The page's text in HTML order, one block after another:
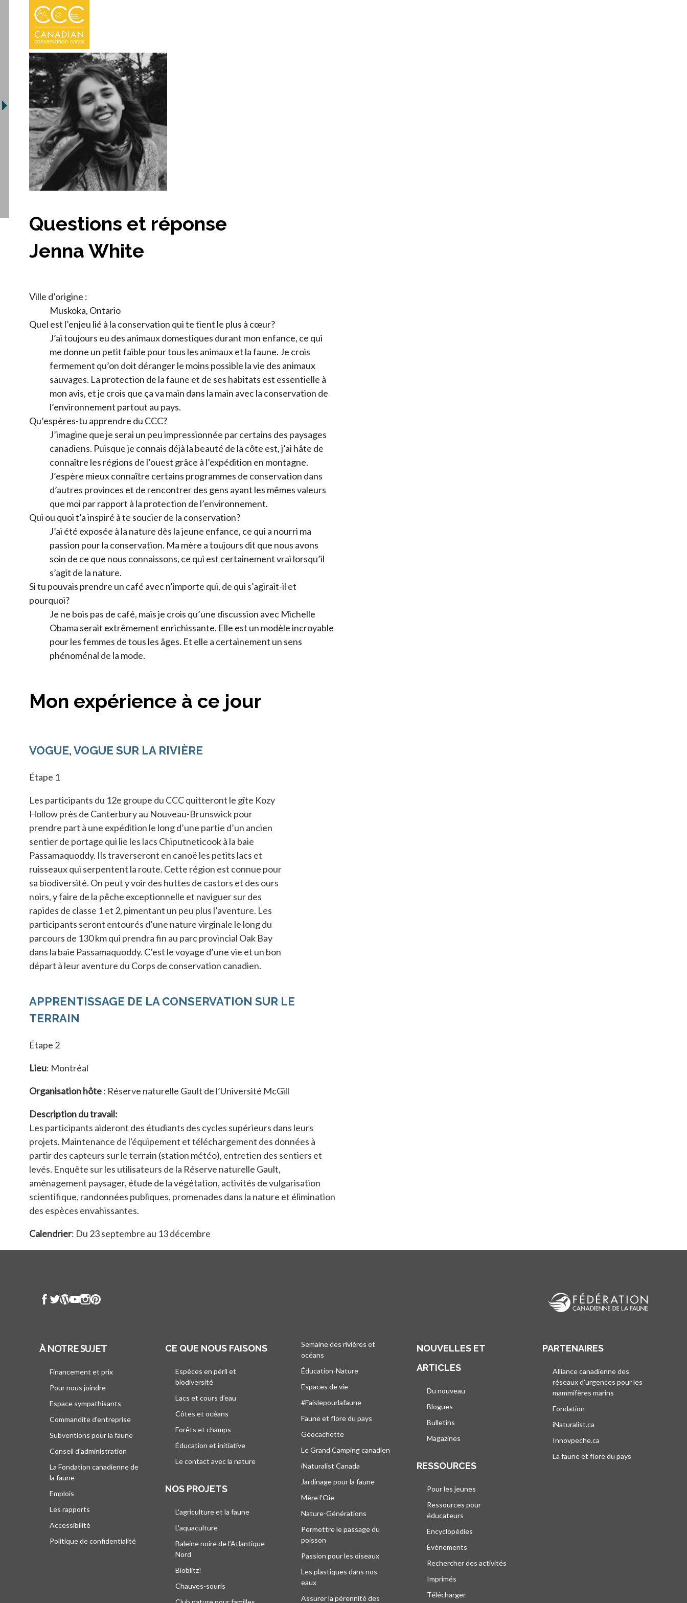
Questions et réponse
Jenna White
Ville d’origine :
Muskoka, Ontario
Quel est l’enjeu lié à la conservation qui te tient le plus à cœur?
J’ai toujours eu des animaux domestiques durant mon enfance, ce qui
me donne un petit faible pour tous les animaux et la faune. Je crois
fermement qu’on doit déranger le moins possible la vie des animaux
sauvages. La protection de la faune et de ses habitats est essentielle à
mon avis, et je crois que ça va main dans la main avec la conservation de
l’environnement partout au pays.
Qu’espères-tu apprendre du CCC?
J’imagine que je serai un peu impressionnée par certains des paysages
canadiens. Puisque je connais déjà la beauté de la côte est, j’ai hâte de
connaître les régions de l’ouest grâce à l’expédition en montagne.
J’espère mieux connaître certains programmes de conservation dans
d’autres provinces et de rencontrer des gens ayant les mêmes valeurs
que moi par rapport à la protection de l’environnement.
Qui ou quoi t’a inspiré à te soucier de la conservation?
J’ai été exposée à la nature dès la jeune enfance, ce qui a nourri ma
passion pour la conservation. Ma mère a toujours dit que nous avons
soin de ce que nous connaissons, ce qui est certainement vrai lorsqu’il
s’agit de la nature.
Si tu pouvais prendre un café avec n’importe qui, de qui s’agirait-il et
pourquoi?
Je ne bois pas de café, mais je crois qu’une discussion avec Michelle
Obama serait extrêmement enrichissante. Elle est un modèle incroyable
pour les femmes de tous les âges. Et elle a certainement un sens
phénoménal de la mode.
Mon expérience à ce jour
VOGUE, VOGUE SUR LA RIVIÈRE
Étape 1
Les participants du 12e groupe du CCC quitteront le gîte Kozy
Hollow près de Canterbury au Nouveau-Brunswick pour
prendre part à une expédition le long d’une partie d’un ancien
sentier de portage qui lie les lacs Chiputneticook à la baie
Passamaquoddy. Ils traverseront en canoë les petits lacs et
ruisseaux qui serpentent la route. Cette région est connue pour
sa biodiversité. On peut y voir des huttes de castors et des ours
noirs, y faire de la pêche exceptionnelle et naviguer sur des
rapides de classe 1 et 2, pimentant un peu plus l’aventure. Les
participants seront entourés d’une nature virginale le long du
parcours de 130 km qui prendra fin au parc provincial Oak Bay
dans la baie Passamaquoddy. C’est le voyage d’une vie et un bon
départ à leur aventure du Corps de conservation canadien.
APPRENTISSAGE DE LA CONSERVATION SUR LE
TERRAIN
Étape 2
Lieu: Montréal
Organisation hôte: Réserve naturelle Gault de l’Université McGill
Description du travail:
Les participants aideront des étudiants des cycles supérieurs dans leurs
projets. Maintenance de l'équipement et téléchargement des données à
partir des capteurs sur le terrain (station météo), entretien des sentiers et
levés. Enquête sur les utilisateurs de la Réserve naturelle Gault,
aménagement paysager, étude de la végétation, activités de vulgarisation
scientifique, randonnées publiques, promenades dans la nature et élimination
des espèces envahissantes.
Calendrier: Du 23 septembre au 13 décembre
À NOTRE SUJET
Financement et prix
Pour nous joindre
Espace sympathisants
Commandite d'entreprise
Subventions pour la faune
Conseil d'administration
La Fondation canadienne de
la faune
Emplois
Les rapports
Accessibilité
Politique de confidentialité
CE QUE NOUS FAISONS
Espèces en péril et
biodiversité
Lacs et cours d’eau
Côtes et océans
Forêts et champs
Éducation et initiative
Le contact avec la nature
NOS PROJETS
L'agriculture et la faune
L'aquaculture
Baleine noire de l’Atlantique
Nord
Bioblitz!
Chauves-souris
Semaine des rivières et
océans
Éducation-Nature
Espaces de vie
#Faislepourlafaune
Faune et flore du pays
Géocachette
Le Grand Camping canadien
iNaturalist Canada
Jardinage pour la faune
Mère l’Oie
Nature-Générations
Permettre le passage du
poisson
Passion pour les oiseaux
Les plastiques dans nos
eaux
Assurer la pérennité des
NOUVELLES ET
ARTICLES
Du nouveau
Blogues
Bulletins
Magazines
RESSOURCES
Pour les jeunes
Ressources pour
éducateurs
Encyclopédies
Événements
Rechercher des activités
Imprimés
Télécharger
PARTENAIRES
Alliance canadienne des
réseaux d'urgences pour les
mammifères marins
Fondation
iNaturalist.ca
Innovpeche.ca
La faune et flore du pays